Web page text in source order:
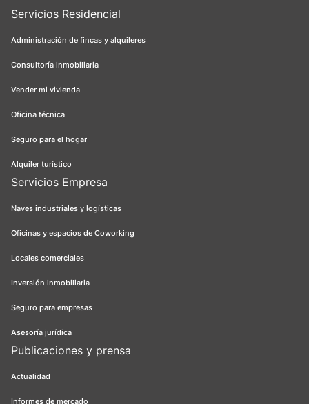
Servicios Residencial
Administración de fincas y alquileres
Consultoría inmobiliaria
Vender mi vivienda
Oficina técnica
Seguro para el hogar
Alquiler turístico
Servicios Empresa
Naves industriales y logísticas
Oficinas y espacios de Coworking
Locales comerciales
Inversión inmobiliaria
Seguro para empresas
Asesoría jurídica
Publicaciones y prensa
Actualidad
Informes de mercado